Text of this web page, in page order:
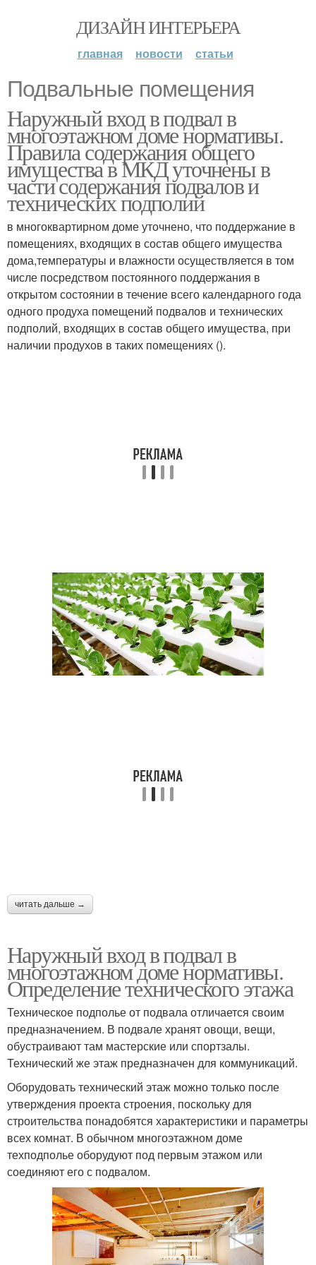
ДИЗАЙН ИНТЕРЬЕРА
главная новости статьи
Подвальные помещения
Наружный вход в подвал в
многоэтажном доме нормативы.
Правила содержания общего
имущества в МКД уточнены в
части содержания подвалов и
технических подполий
в многоквартирном доме уточнено, что поддержание в
помещениях, входящих в состав общего имущества
дома,температуры и влажности осуществляется в том
числе посредством постоянного поддержания в
открытом состоянии в течение всего календарного года
одного продуха помещений подвалов и технических
подполий, входящих в состав общего имущества, при
наличии продухов в таких помещениях ().
читать дальше →
Наружный вход в подвал в
многоэтажном доме нормативы.
Определение технического этажа
Техническое подполье от подвала отличается своим
предназначением. В подвале хранят овощи, вещи,
обустраивают там мастерские или спортзалы.
Технический же этаж предназначен для коммуникаций.
Оборудовать технический этаж можно только после
утверждения проекта строения, поскольку для
строительства понадобятся характеристики и параметры
всех комнат. В обычном многоэтажном доме
техподполье оборудуют под первым этажом или
соединяют его с подвалом.